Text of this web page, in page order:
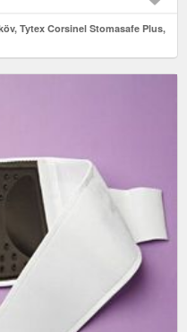
Tytex Corsinel Stomasafe Plus,